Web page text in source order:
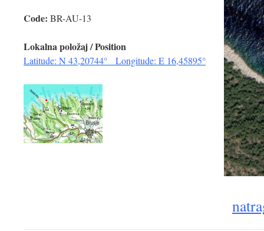
Code: BR-AU-13
Lokalna položaj / Position
Latitude: N 43,20744° Longitude: E 16,45895°